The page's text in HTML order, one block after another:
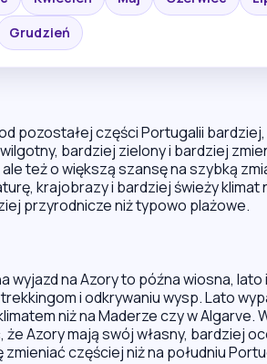
Grudzień
pozostałej części Portugalii
bardziej zielony i bardziej
też o większą szansę na szybką
krajobrazy i bardziej świeży klimat
przyrodnicze niż typowo plażowe.
wyjazd na Azory to późna wiosna,
i odkrywaniu wysp. Lato
niż na Maderze czy w
Azory mają swój własny, bardziej
częściej niż na południu